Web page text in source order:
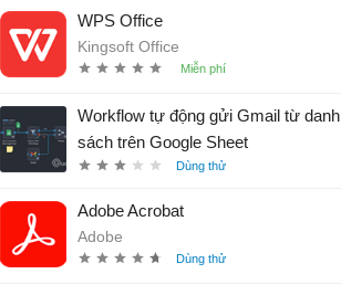
WPS Office
Kingsoft Office
Workflow tự động gửi Gmail từ danh
sách trên Google Sheet
Adobe Acrobat
Adobe